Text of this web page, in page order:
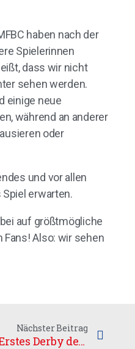
haben nach der
Spielerinnen
dass wir nicht
sehen werden.
einige neue
während an anderer
oder
und vor allen
erwarten.
auf größtmögliche
Also: wir sehen
Nächster Beitrag
Erstes Derby der neuen Saison